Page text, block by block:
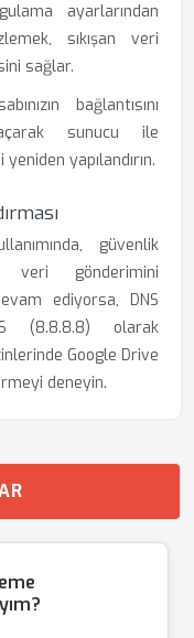
ayarlarından
sıkışan veri
sağlar.
bağlantısını
sunucu ile
yapılandırın.
güvenlik
veri gönderimini
ediyorsa, DNS
(8.8.8.8) olarak
Google Drive
deneyin.